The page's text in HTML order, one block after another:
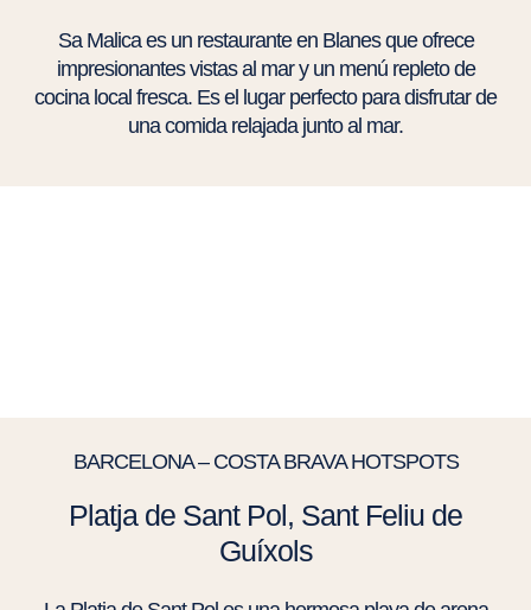
Sa Malica es un restaurante en Blanes que ofrece
impresionantes vistas al mar y un menú repleto de
cocina local fresca. Es el lugar perfecto para disfrutar de
una comida relajada junto al mar.
BARCELONA – COSTA BRAVA HOTSPOTS
Platja de Sant Pol, Sant Feliu de
Guíxols